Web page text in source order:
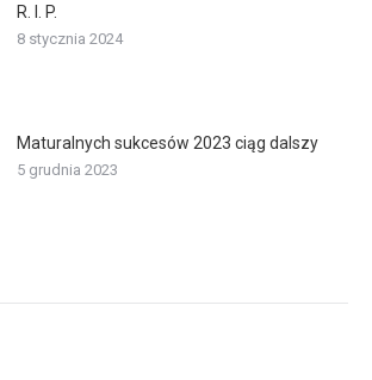
R. I. P.
8 stycznia 2024
Maturalnych sukcesów 2023 ciąg dalszy
5 grudnia 2023